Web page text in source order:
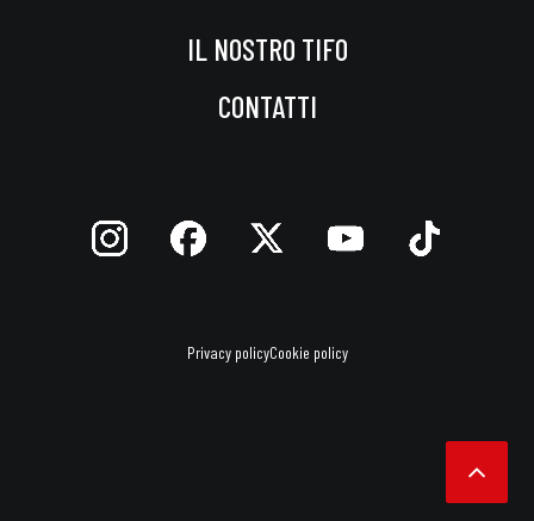
IL NOSTRO TIFO
CONTATTI
Privacy policyCookie policy